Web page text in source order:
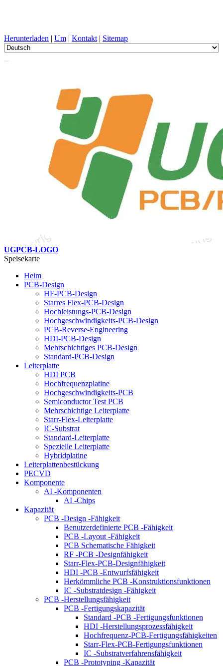
Herunterladen | Um | Kontakt | Sitemap
UGPCB-LOGO
Speisekarte
Heim
PCB-Design
HF-PCB-Design
Starres Flex-PCB-Design
Hochleistungs-PCB-Design
Hochgeschwindigkeits-PCB-Design
PCB-Reverse-Engineering
HDI-PCB-Design
Mehrschichtiges PCB-Design
Standard-PCB-Design
Leiterplatte
HDI PCB
Hochfrequenzplatine
Hochgeschwindigkeits-PCB
Semiconductor Test PCB
Mehrschichtige Leiterplatte
Starr-Flex-Leiterplatte
IC-Substrat
Standard-Leiterplatte
Spezielle Leiterplatte
Hybridplatine
Leiterplattenbestückung
PECVD
Komponente
AI -Komponenten
AI -Chips
Kapazität
PCB -Design -Fähigkeit
Benutzerdefinierte PCB -Fähigkeit
PCB -Layout -Fähigkeit
PCB Schematische Fähigkeit
RF -PCB -Designfähigkeit
Starr-Flex-PCB-Designfähigkeit
HDI -PCB -Entwurfsfähigkeit
Herkömmliche PCB -Konstruktionsfunktionen
IC -Substratdesign -Fähigkeit
PCB -Herstellungsfähigkeit
PCB -Fertigungskapazität
Standard -PCB -Fertigungsfunktionen
HDI -Herstellungsprozessfähigkeit
Hochfrequenz-PCB-Fertigungsfähigkeiten
Starr-Flex-PCB-Fertigungsfunktionen
IC -Substratverfahrensfähigkeit
PCB -Prototyping -Kapazität